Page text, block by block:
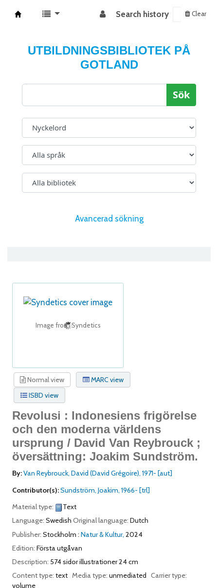
Search history Clear
UTBILDNINGSBIBLIOTEK PÅ
GOTLAND
Sök
Avancerad sökning
Image from Syndetics
Normal view
MARC view
ISBD view
Revolusi : Indonesiens frigörelse
och den moderna världens
ursprung / David Van Reybrouck ;
översättning: Joakim Sundström.
By:Van Reybrouck, David (David Grégoire), 1971- [aut]
Contributor(s):Sundström, Joakim, 1966- [trl]
Material type:
Text
Language: Swedish Original language: Dutch
Publisher: Stockholm : Natur & Kultur, 2024
Edition: Första utgåvan
Description: 574 sidor illustrationer 24 cm
Content type: text Media type: unmediated Carrier type:
volume